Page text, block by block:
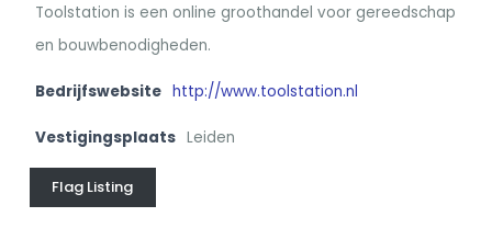
Toolstation is een online groothandel voor gereedschap
en bouwbenodigheden.
Bedrijfswebsite http://www.toolstation.nl
Vestigingsplaats Leiden
Flag Listing